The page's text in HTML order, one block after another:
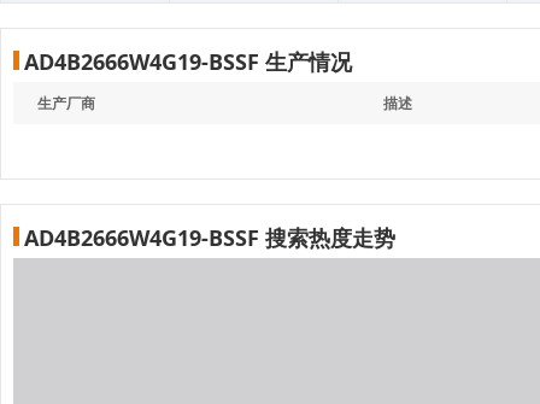
AD4B2666W4G19-BSSF 生产情况
生产厂商 描述
AD4B2666W4G19-BSSF 搜索热度走势